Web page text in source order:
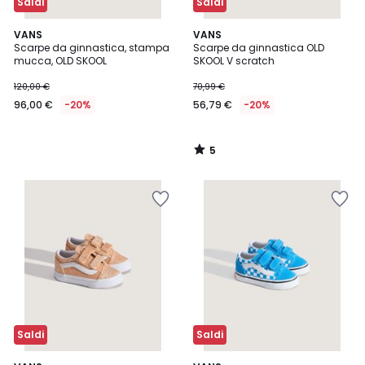
VANS
Scarpe da ginnastica, stampa
mucca, OLD SKOOL
120,00 €
96,00 € -20%
VANS
Scarpe da ginnastica OLD
SKOOL V scratch
70,99 €
56,79 € -20%
5
/
5
5
/
Saldi Saldi